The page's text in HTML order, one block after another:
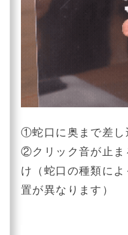
①蛇口に奥まで差し
②クリック音が止ま
け（蛇口の種類に
置が異なります）